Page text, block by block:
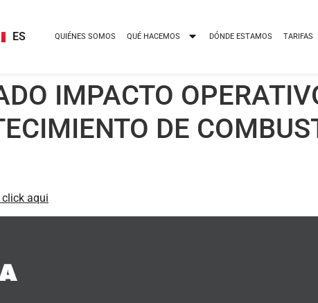
ES
EN QUIÉNES SOMOS QUÉ HACEMOS DÓNDE ESTAMOS TARIFAS
IMPACTO
DE
aqui